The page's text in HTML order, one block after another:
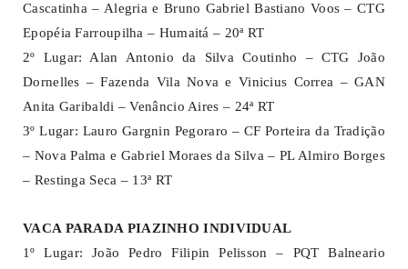
Cascatinha – Alegria e Bruno Gabriel Bastiano Voos – CTG
Epopéia Farroupilha – Humaitá – 20ª RT
2º Lugar: Alan Antonio da Silva Coutinho – CTG João
Dornelles – Fazenda Vila Nova e Vinicius Correa – GAN
Anita Garibaldi – Venâncio Aires – 24ª RT
3º Lugar: Lauro Gargnin Pegoraro – CF Porteira da Tradição
– Nova Palma e Gabriel Moraes da Silva – PL Almiro Borges
– Restinga Seca – 13ª RT
VACA PARADA PIAZINHO INDIVIDUAL
1º Lugar: João Pedro Filipin Pelisson – PQT Balneario